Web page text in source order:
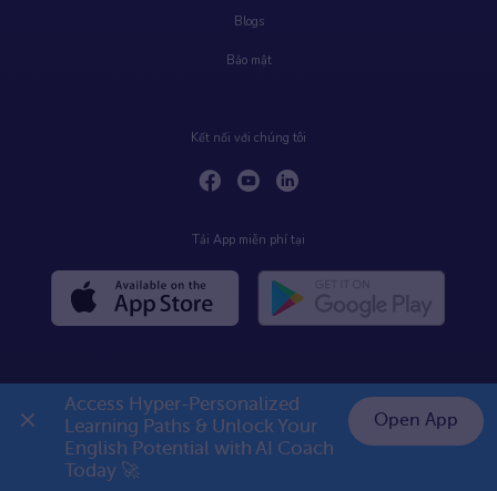
👉 Premium 1 năm chỉ 799K
Blogs
Bảo mật
Kết nối với chúng tôi
Tải App miễn phí tại
Access Hyper-Personalized
Learning Paths & Unlock Your
English Potential with AI Coach
Today 🚀
Open App